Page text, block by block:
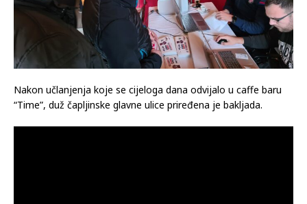
Nakon učlanjenja koje se cijeloga dana odvijalo u caffe baru
“Time”, duž čapljinske glavne ulice priređena je bakljada.